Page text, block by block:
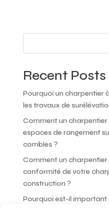
Recent Posts
Pourquoi un charpentier
les travaux de
Comment un charpentier
espaces de rangement
combles ?
Comment un
conformité de votre
construction ?
Pourquoi est-il